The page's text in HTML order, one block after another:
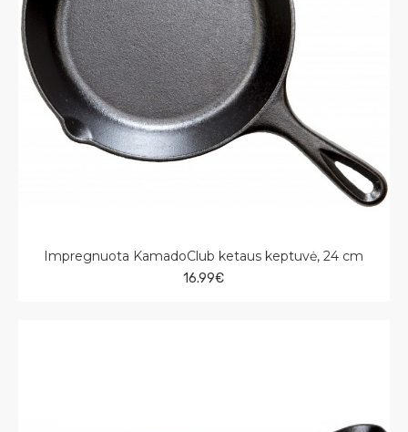
Impregnuota KamadoClub ketaus keptuvė, 24 cm
16.99€